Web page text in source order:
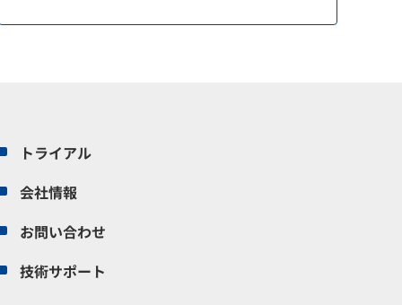
トライアル
会社情報
お問い合わせ
技術サポート